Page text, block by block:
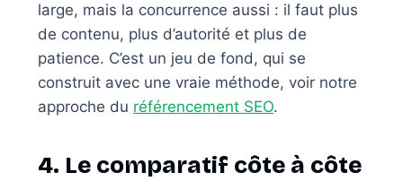
large, mais la concurrence aussi : il faut plus
de contenu, plus d’autorité et plus de
patience. C’est un jeu de fond, qui se
construit avec une vraie méthode, voir notre
approche du référencement SEO.
4. Le comparatif côte à côte